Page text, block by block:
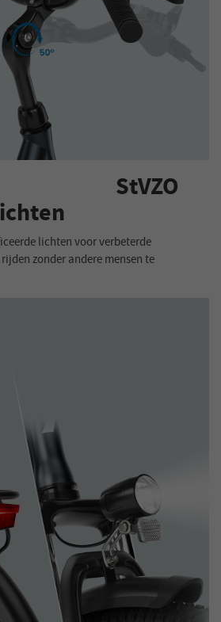
lichten voor verbeterde
zonder andere mensen te